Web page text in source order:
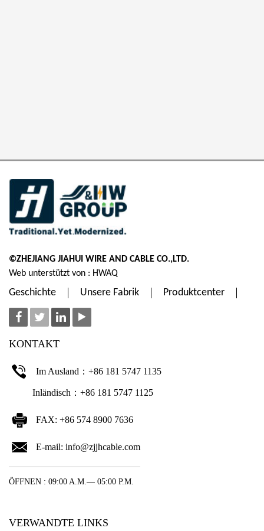
©ZHEJIANG JIAHUI WIRE AND CABLE CO.,LTD.
Web unterstützt von : HWAQ
Geschichte Unsere Fabrik Produktcenter
KONTAKT
Im Ausland：+86 181 5747 1135
Inländisch：+86 181 5747 1125
FAX: +86 574 8900 7636
E-mail: info@zjjhcable.com
ÖFFNEN : 09:00 A.M.— 05:00 P.M.
VERWANDTE LINKS